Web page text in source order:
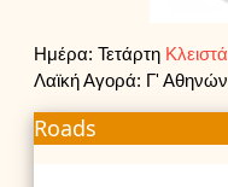
Ημέρα: Τετάρτη Κλειστά
Λαϊκή Αγορά: Γ' Αθηνών
Roads